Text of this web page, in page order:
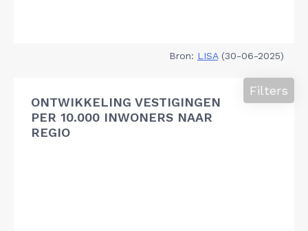
Bron: LISA(30-06-2025)
ONTWIKKELING VESTIGINGEN
PER 10.000 INWONERS NAAR
REGIO
Filters